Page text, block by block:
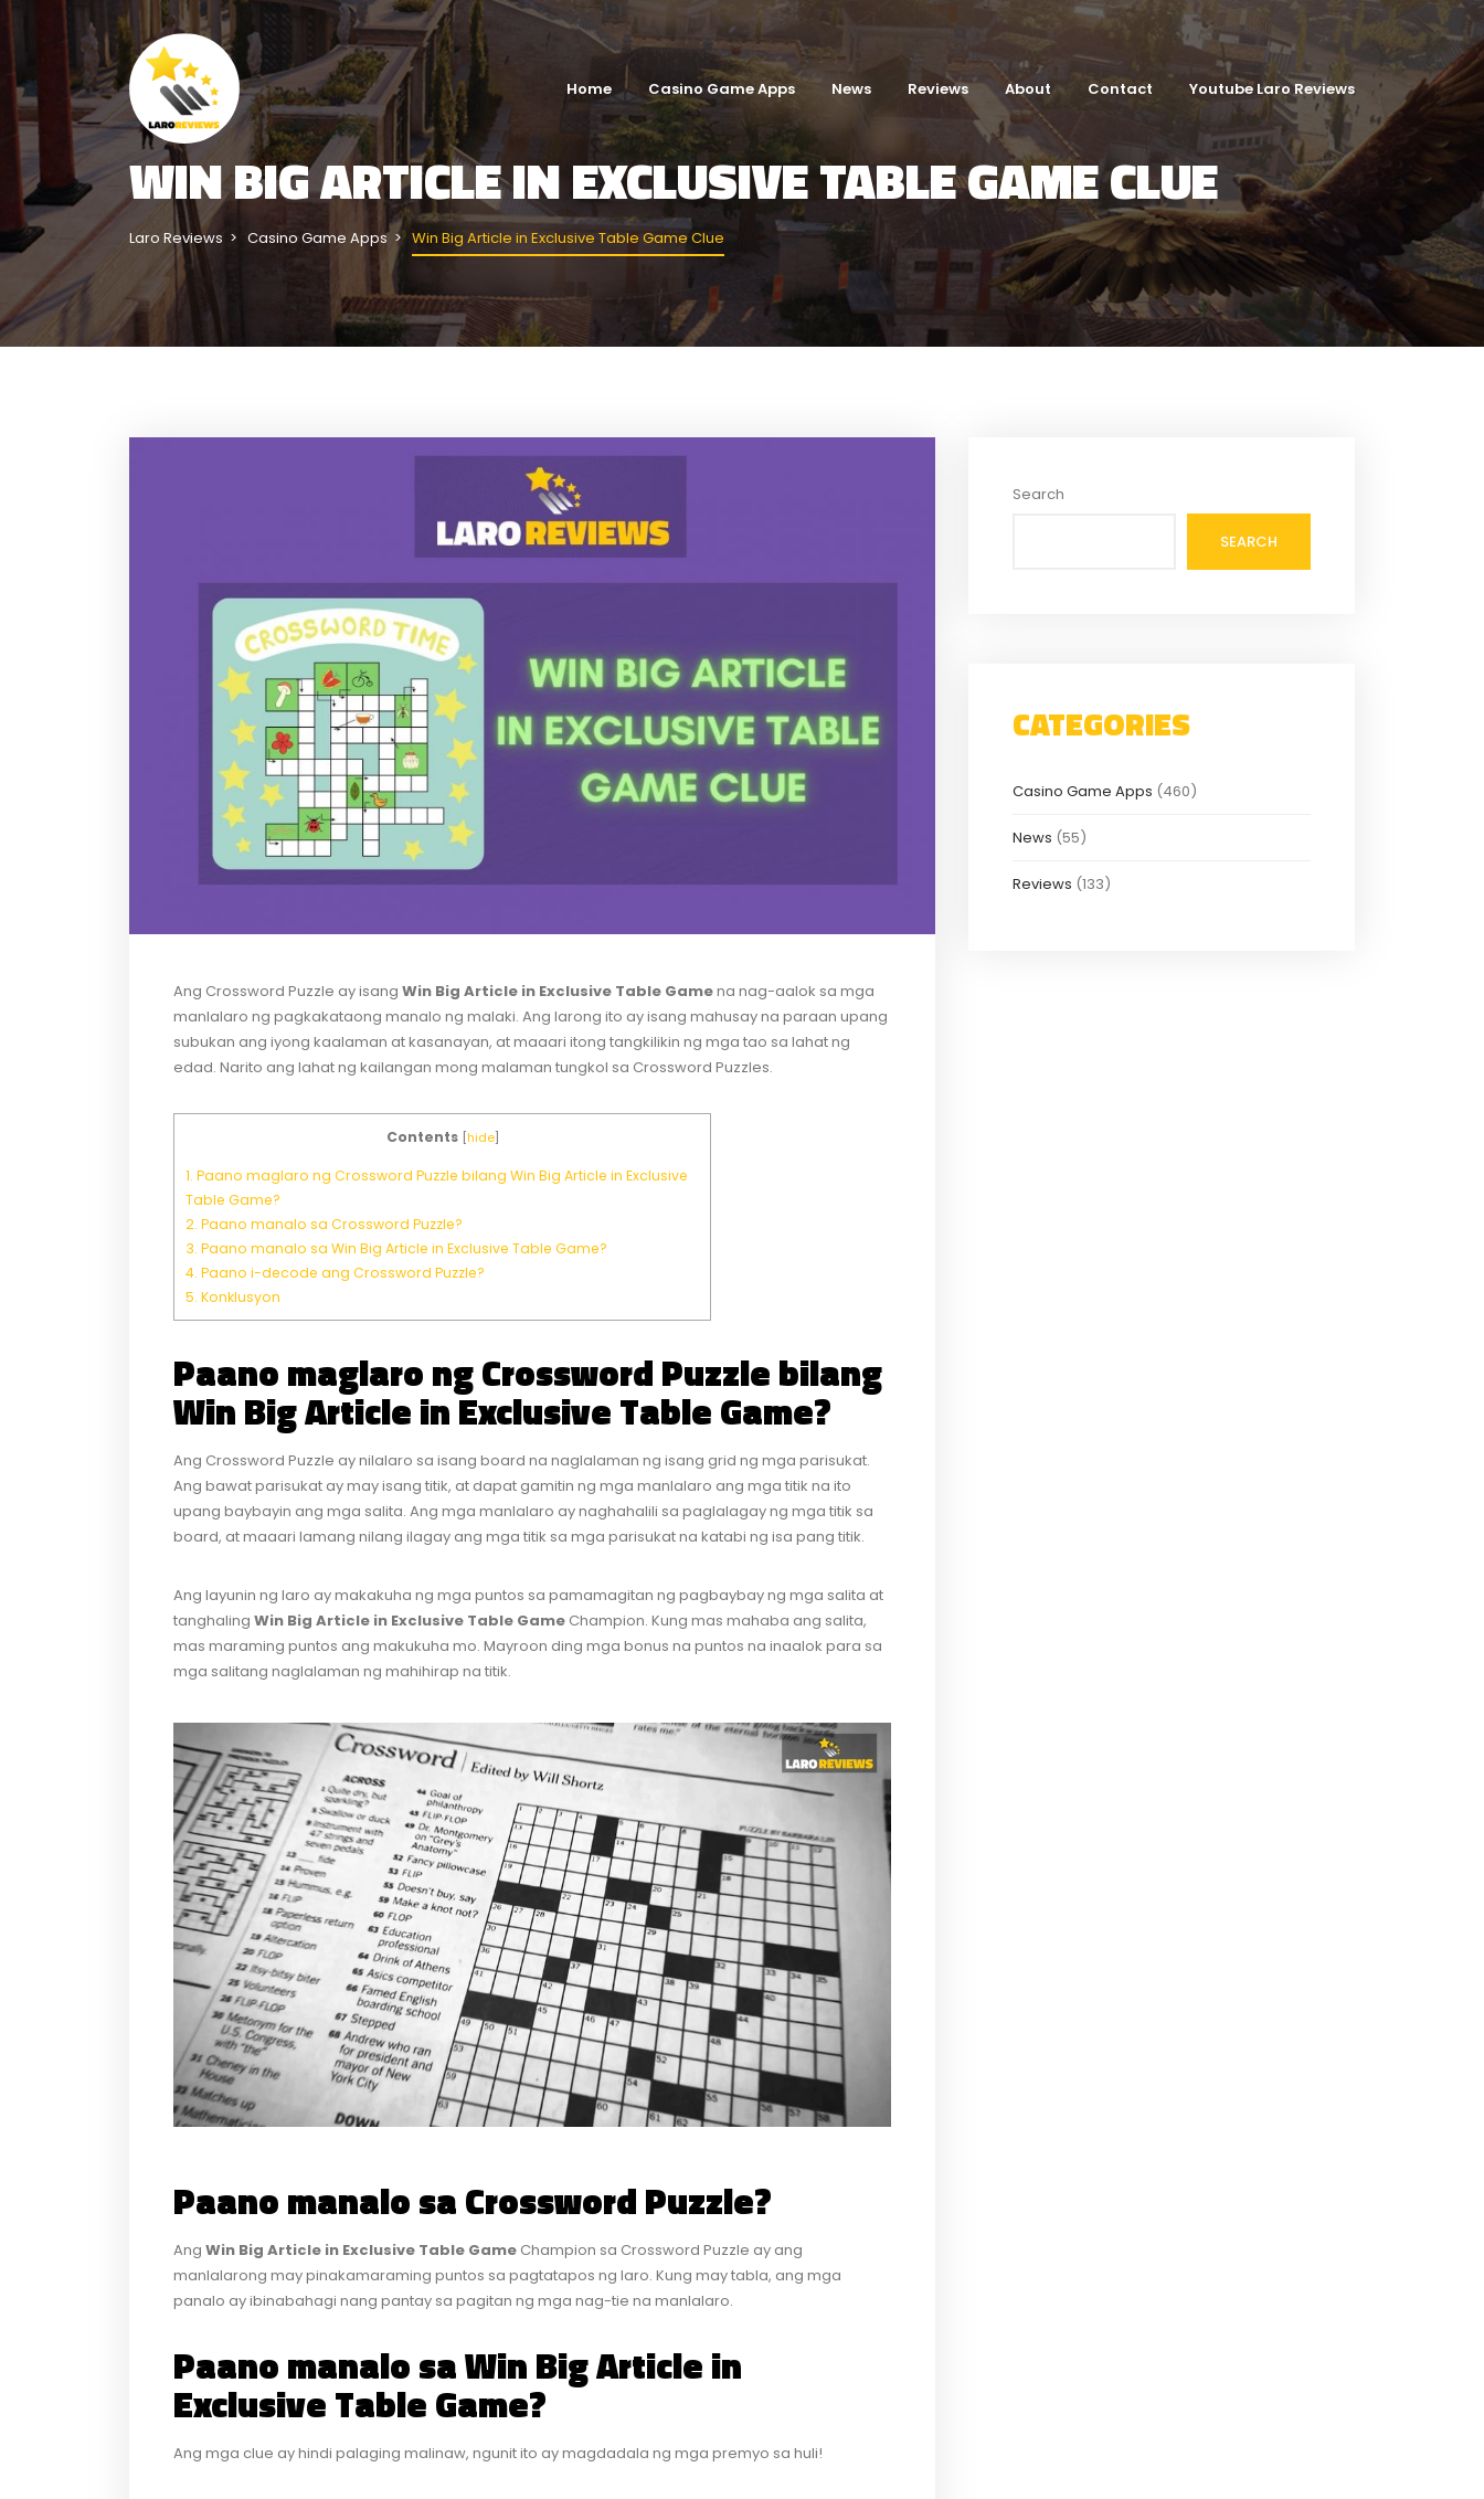
Home Casino Game Apps News Reviews About Contact Youtube Laro Reviews
WIN BIG ARTICLE IN EXCLUSIVE TABLE GAME CLUE
Laro Reviews Casino Game Apps Win Big Article in Exclusive Table Game Clue
Ang Crossword Puzzle ay isang Win Big Article in Exclusive Table Gamena nag-aalok sa mga
manlalaro ng pagkakataong manalo ng malaki. Ang larong ito ay isang mahusay na paraan upang
subukan ang iyong kaalaman at kasanayan, at maaari itong tangkilikin ng mga tao sa lahat ng
edad. Narito ang lahat ng kailangan mong malaman tungkol sa Crossword Puzzles.
Contents [hide]
1. Paano maglaro ng Crossword Puzzle bilang Win Big Article in Exclusive
Table Game?
2. Paano manalo sa Crossword Puzzle?
3. Paano manalo sa Win Big Article in Exclusive Table Game?
4. Paano i-decode ang Crossword Puzzle?
5. Konklusyon
Paano maglaro ng Crossword Puzzle bilang
Win Big Article in Exclusive Table Game?
Ang Crossword Puzzle ay nilalaro sa isang board na naglalaman ng isang grid ng mga parisukat.
Ang bawat parisukat ay may isang titik, at dapat gamitin ng mga manlalaro ang mga titik na ito
upang baybayin ang mga salita. Ang mga manlalaro ay naghahalili sa paglalagay ng mga titik sa
board, at maaari lamang nilang ilagay ang mga titik sa mga parisukat na katabi ng isa pang titik.
Ang layunin ng laro ay makakuha ng mga puntos sa pamamagitan ng pagbaybay ng mga salita at
tanghaling Win Big Article in Exclusive Table Game Champion. Kung mas mahaba ang salita,
mas maraming puntos ang makukuha mo. Mayroon ding mga bonus na puntos na inaalok para sa
mga salitang naglalaman ng mahihirap na titik.
Paano manalo sa Crossword Puzzle?
Ang Win Big Article in Exclusive Table Game Champion sa Crossword Puzzle ay ang
manlalarong may pinakamaraming puntos sa pagtatapos ng laro. Kung may tabla, ang mga
panalo ay ibinabahagi nang pantay sa pagitan ng mga nag-tie na manlalaro.
Paano manalo sa Win Big Article in
Exclusive Table Game?
Ang mga clue ay hindi palaging malinaw, ngunit ito ay magdadala ng mga premyo sa huli!
Search
SEARCH
CATEGORIES
Casino Game Apps (460)
News (55)
Reviews (133)